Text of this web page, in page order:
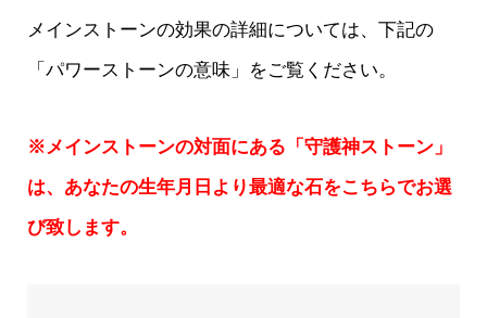
メインストーンの効果の詳細については、下記の
「パワーストーンの意味」をご覧ください。
※メインストーンの対面にある「守護神ストーン」
は、あなたの生年月日より最適な石をこちらでお選
び致します。